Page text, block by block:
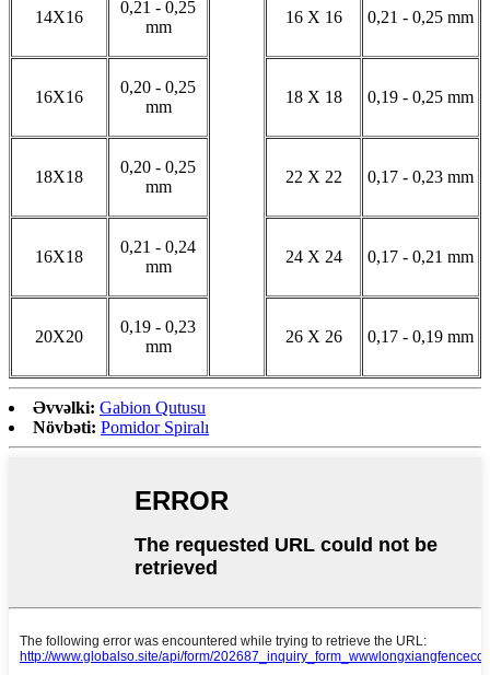
14X16
0,21 - 0,25
mm
16 X 16 0,21 - 0,25 mm
16X16
0,20 - 0,25
mm
18 X 18 0,19 - 0,25 mm
18X18
0,20 - 0,25
mm
22 X 22 0,17 - 0,23 mm
16X18
0,21 - 0,24
mm
24 X 24 0,17 - 0,21 mm
20X20
0,19 - 0,23
mm
26 X 26 0,17 - 0,19 mm
Əvvəlki: Gabion Qutusu
Növbəti: Pomidor Spiralı